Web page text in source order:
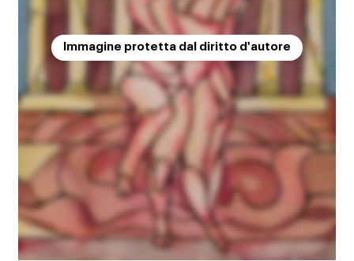
Immagine protetta dal diritto d'autore